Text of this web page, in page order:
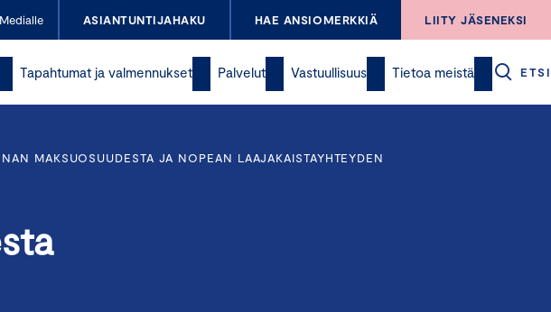
Medialle ASIANTUNTIJAHAKU HAE ANSIOMERKKIÄ LIITY JÄSENEKSI
Tapahtumat ja valmennukset Palvelut Vastuullisuus Tietoa meistä ETSI
MAKSUOSUUDESTA JA NOPEAN LAAJAKAISTAYHTEYDEN